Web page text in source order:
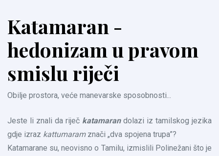
Katamaran -
hedonizam u pravom
smislu riječi
Obilje prostora, veće manevarske sposobnosti...
Jeste li znali da riječ katamaran dolazi iz tamilskog jezika
gdje izraz kattumaramznači „dva spojena trupa”?
Katamarane su, neovisno o Tamilu, izmislili Polinežani što je